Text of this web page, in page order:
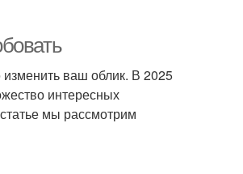
ваш облик. В 2025
интересных
мы рассмотрим